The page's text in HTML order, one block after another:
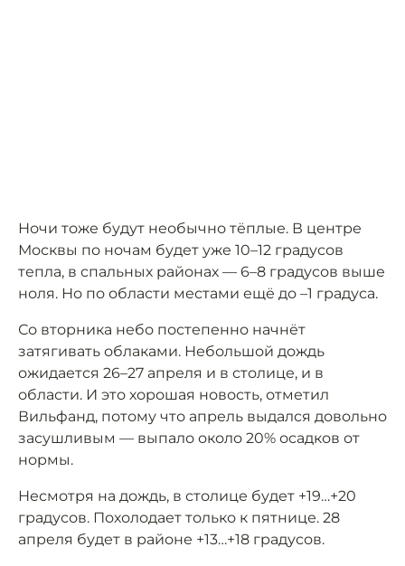
Ночи тоже будут необычно тёплые. В центре
Москвы по ночам будет уже 10–12 градусов
тепла, в спальных районах — 6–8 градусов выше
ноля. Но по области местами ещё до –1 градуса.
Со вторника небо постепенно начнёт
затягивать облаками. Небольшой дождь
ожидается 26–27 апреля и в столице, и в
области. И это хорошая новость, отметил
Вильфанд, потому что апрель выдался довольно
засушливым — выпало около 20% осадков от
нормы.
Несмотря на дождь, в столице будет +19…+20
градусов. Похолодает только к пятнице. 28
апреля будет в районе +13…+18 градусов.